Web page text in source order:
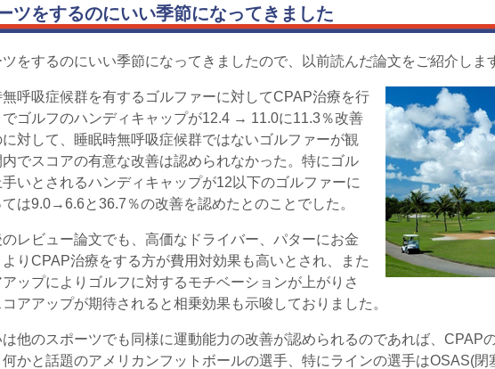
ツをするのにいい季節になってきました
をするのにいい季節になってきましたので、以前読んだ論文をご紹介しま
呼吸症候群を有するゴルファーに対してCPAP治療を行
ゴルフのハンディキャップが12.4 → 11.0に11.3％改善
対して、睡眠時無呼吸症候群ではないゴルファーが観
でスコアの有意な改善は認められなかった。特にゴル
いとされるハンディキャップが12以下のゴルファーに
は9.0→6.6と36.7％の改善を認めたとのことでした。
レビュー論文でも、高価なドライバー、パターにお金
りCPAP治療をする方が費用対効果も高いとされ、また
ップによりゴルフに対するモチベーションが上がりさ
アアップが期待されると相乗効果も示唆しておりました。
他のスポーツでも同様に運動能力の改善が認められるのであれば、CPAP
かと話題のアメリカンフットボールの選手、特にラインの選手はOSAS(